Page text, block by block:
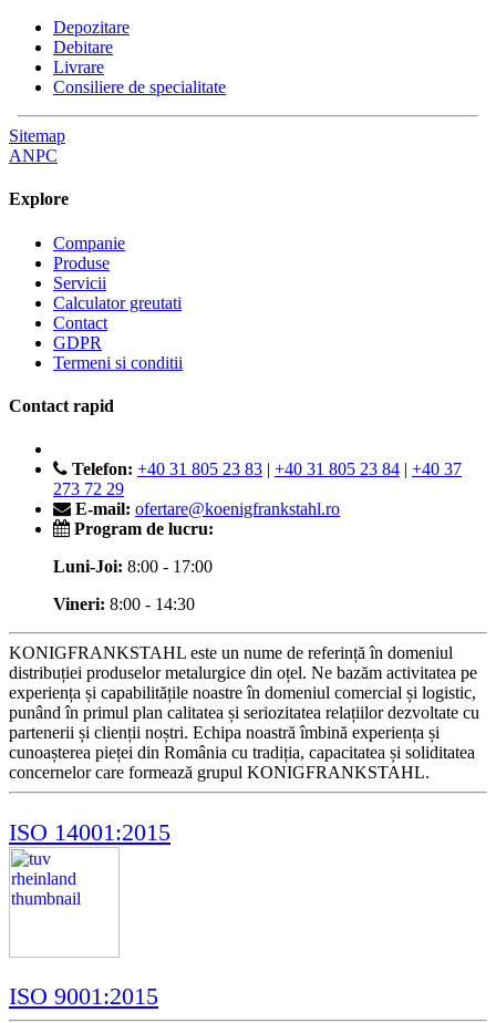
Depozitare
Debitare
Livrare
Consiliere de specialitate
Sitemap
ANPC
Explore
Companie
Produse
Servicii
Calculator greutati
Contact
GDPR
Termeni si conditii
Contact rapid
Telefon: +40 31 805 23 83 | +40 31 805 23 84 | +40 37
273 72 29
E-mail: ofertare@koenigfrankstahl.ro
Program de lucru:
Luni-Joi: 8:00 - 17:00
Vineri: 8:00 - 14:30
KONIGFRANKSTAHL este un nume de referință în domeniul
distribuției produselor metalurgice din oțel. Ne bazăm activitatea pe
experiența și capabilitățile noastre în domeniul comercial și logistic,
punând în primul plan calitatea și seriozitatea relațiilor dezvoltate cu
partenerii și clienții noștri. Echipa noastră îmbină experiența și
cunoașterea pieței din România cu tradiția, capacitatea și soliditatea
concernelor care formează grupul KONIGFRANKSTAHL.
ISO 14001:2015
ISO 9001:2015